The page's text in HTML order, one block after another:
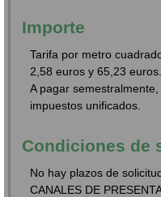
Importe
Tarifa por metro
2,58 euros y 65,23 euros.
A pagar
impuestos unificados.
Condiciones de
No hay plazos de
CANALES DE